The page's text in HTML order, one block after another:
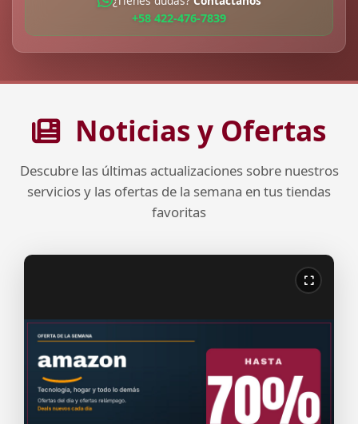
+58 422-476-7839
Noticias y Ofertas
Descubre las últimas actualizaciones sobre nuestros
servicios y las ofertas de la semana en tus tiendas
favoritas